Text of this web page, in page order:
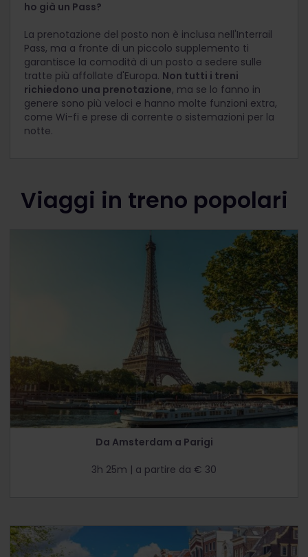
ho già un Pass?
La prenotazione del posto non è inclusa nell'Interrail
Pass, ma a fronte di un piccolo supplemento ti
garantisce la comodità di un posto a sedere sulle
tratte più affollate d'Europa. Non tutti i treni
richiedono una prenotazione, ma se lo fanno in
genere sono più veloci e hanno molte funzioni extra,
come Wi-fi e prese di corrente o sistemazioni per la
notte.
Viaggi in treno popolari
Da Amsterdam a Parigi
3h 25m | a partire da € 30